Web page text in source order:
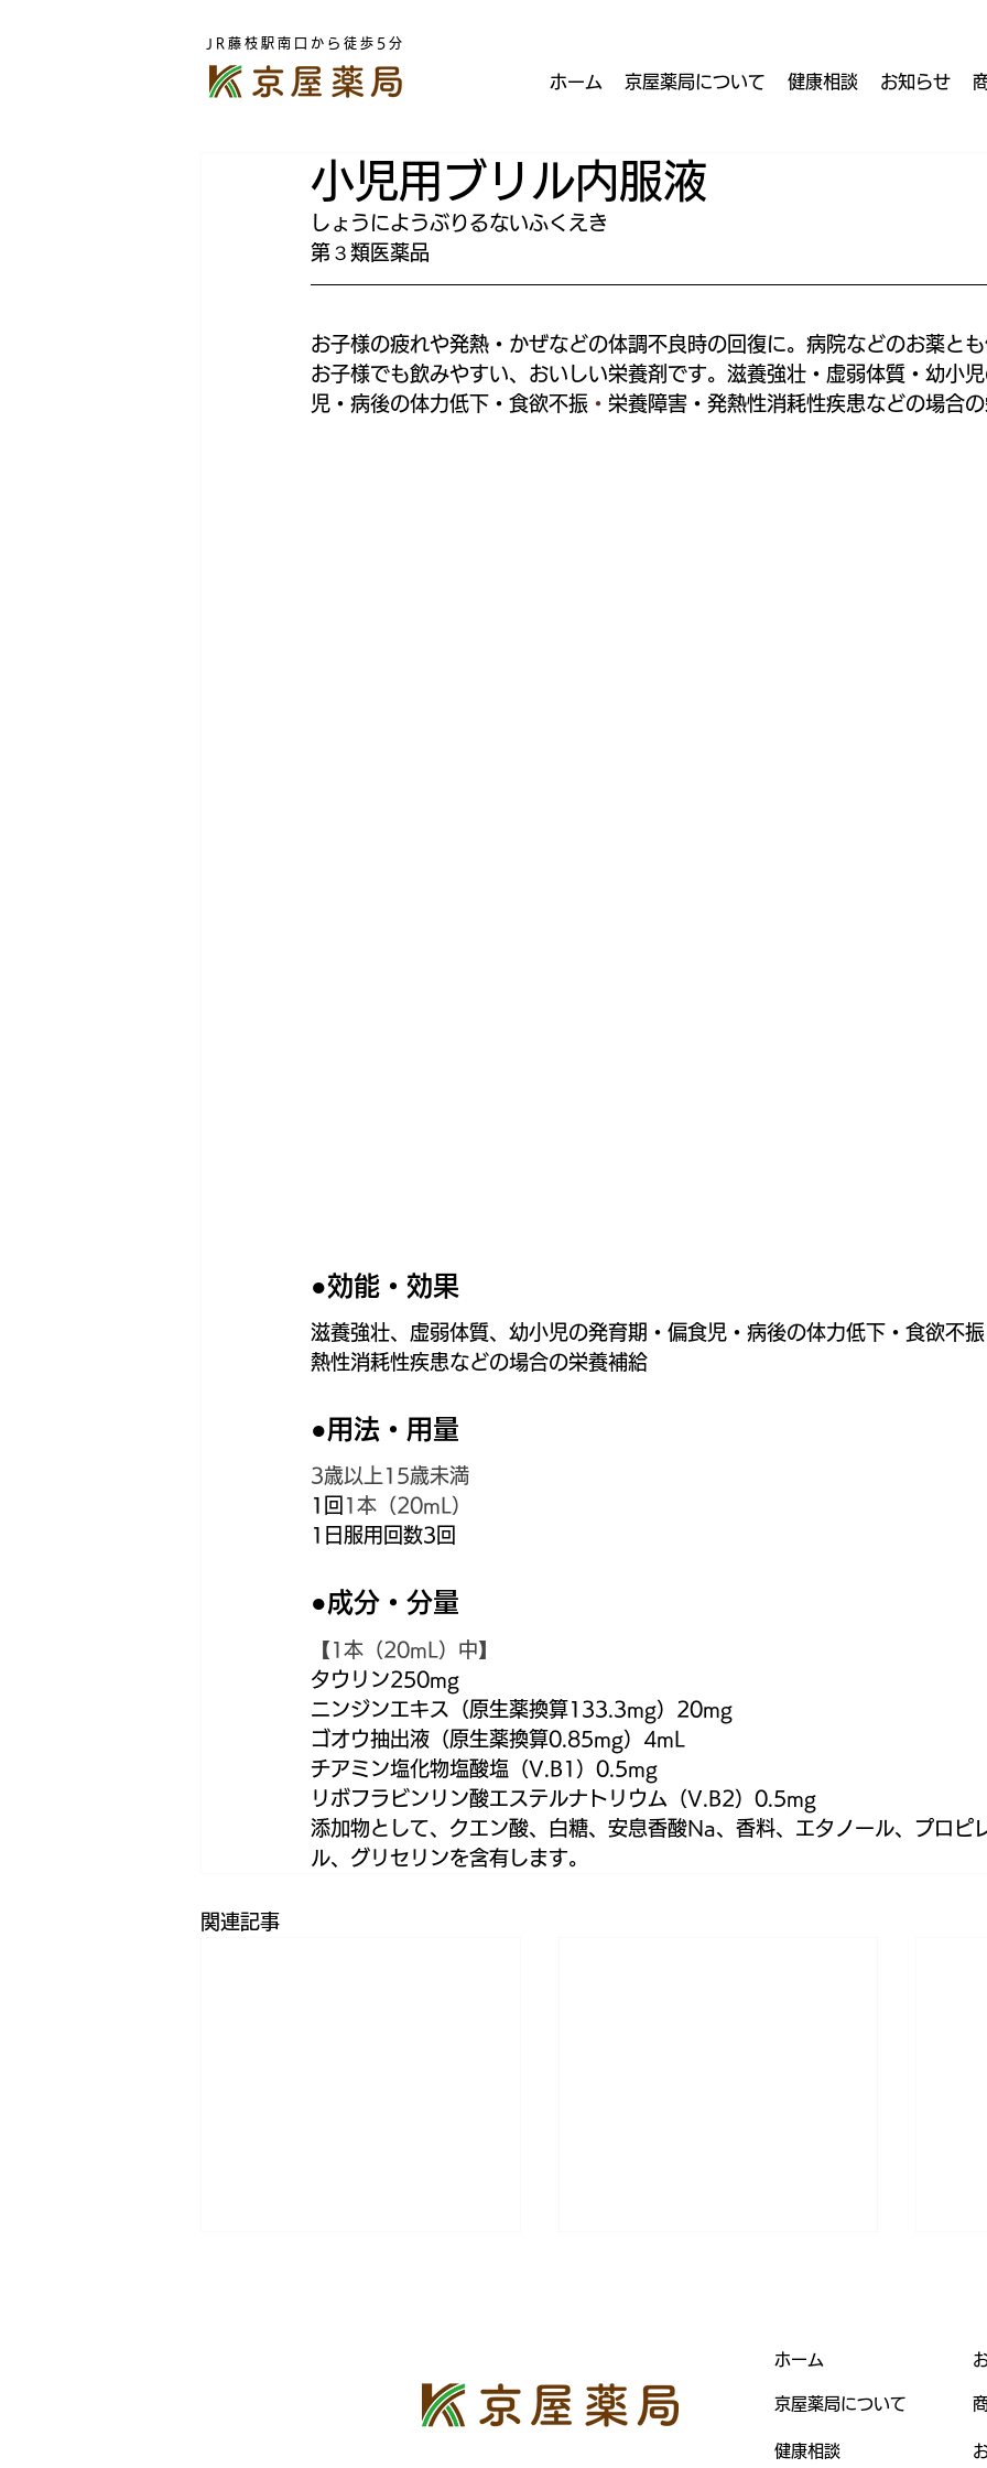
JR藤枝駅南口から徒歩5分
ホーム 京屋薬局について 健康相談 お知らせ
小児用ブリル内服液
しょうにようぶりるないふくえき
第３類医薬品
お子様の疲れや発熱・かぜなどの体調不良時の回復に。病院などのお薬とも
お子様でも飲みやすい、おいしい栄養剤です。滋養強壮・虚弱体質・幼小
児・病後の体力低下・食欲不振 ・ 栄養障害・発熱性消耗性疾患などの場合の
●効能・効果
滋養強壮、虚弱体質、幼小児の発育期・偏食児・病後の体力低下・食欲不
熱性消耗性疾患などの場合の栄養補給
●用法・用量
3歳以上15歳未満
1回 1本（20mL）
1日服用回数3回
●成分・分量
【1本（20mL）中】
タウリン250mg
ニンジンエキス（原生薬換算133.3mg）20mg
ゴオウ抽出液（原生薬換算0.85mg）4mL
チアミン塩化物塩酸塩（V.B1）0.5mg
リボフラビンリン酸エステルナトリウム（V.B2）0.5mg
添加物として、クエン酸、白糖、安息香酸Na、香料、エタノール、プロピ
ル、グリセリンを含有します。
関連記事
オ
ホーム
京屋薬局について
健康相談